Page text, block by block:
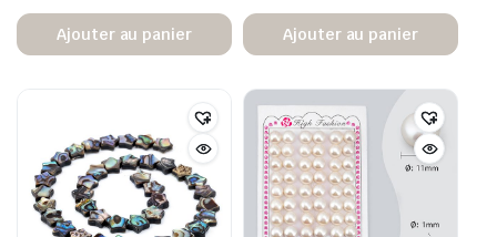
Ajouter au panier Ajouter au panier